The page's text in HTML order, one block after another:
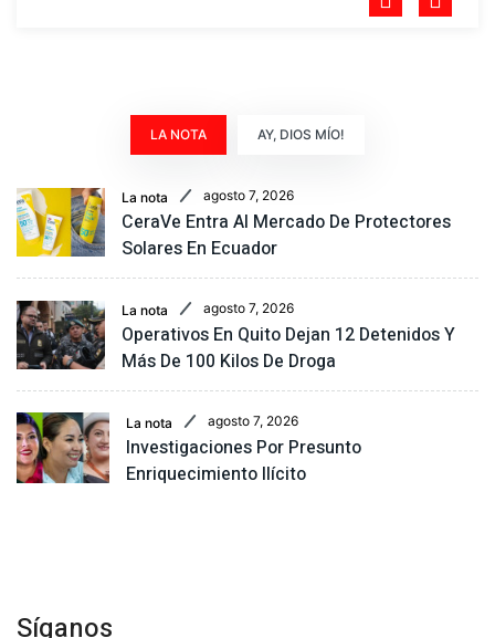
LA NOTA AY, DIOS MÍO!
La nota agosto 7, 2026
CeraVe Entra Al Mercado De Protectores
Solares En Ecuador
La nota agosto 7, 2026
Operativos En Quito Dejan 12 Detenidos Y
Más De 100 Kilos De Droga
La nota agosto 7, 2026
Investigaciones Por Presunto
Enriquecimiento Ilícito
Síganos